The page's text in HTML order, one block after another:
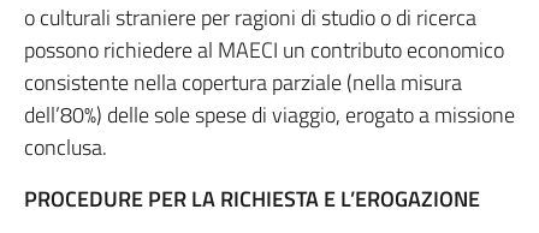
o culturali straniere per ragioni di studio o di ricerca
possono richiedere al MAECI un contributo economico
consistente nella copertura parziale (nella misura
dell’80%) delle sole spese di viaggio, erogato a missione
conclusa.
PROCEDURE PER LA RICHIESTA E L’EROGAZIONE